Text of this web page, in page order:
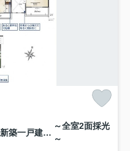
東村山市秋津町3丁目・全15棟 新築一戸建 6号棟
～全室2面採光
～